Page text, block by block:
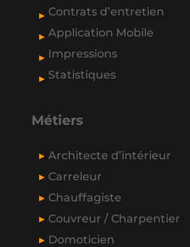
Contrats d’entretien
Application Mobile
Impressions
Statistiques
Métiers
Architecte d’intérieur
Carreleur
Chauffagiste
Couvreur / Charpentier
Domoticien